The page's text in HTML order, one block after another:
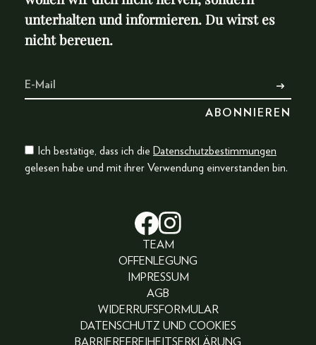
unterhalten und informieren. Du wirst es
nicht bereuen.
Ich bestätige, dass ich die Datenschutzbestimmungen
gelesen habe und mit ihrer Verwendung einverstanden bin.
TEAM
OFFENLEGUNG
IMPRESSUM
AGB
WIDERRUFSFORMULAR
DATENSCHUTZ UND COOKIES
BARRIEREFREIHEITSERKLÄRUNG